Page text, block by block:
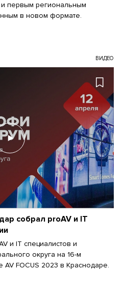
первым региональным
в новом формате.
ВИДЕО
собрал proAV и IT
и IT специалистов и
округа на 16-м
FOCUS 2023 в Краснодаре.